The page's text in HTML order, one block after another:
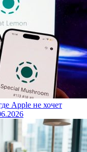
Apple не хочет